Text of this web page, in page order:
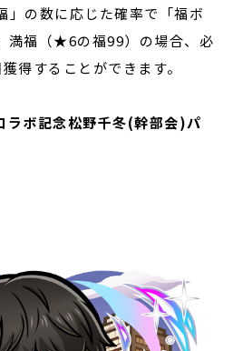
」の数に応じた確率で「福ボ
満福（★6の福99）の場合、必
得することができます。
ラボ記念松野千冬(幹部会)パ